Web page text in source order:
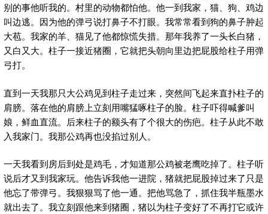
别的事他听我的。村里的动物都怕他。他一到我家，猫、狗、鸡边
叫边逃。因为他的弹弓说打鼻子不打眼。我常常看到狗的鼻子肿起
大苞。我家的羊、猫见了他都惊慌失措。那年我养了一头长白猪，
又白又大。柱子一接近猪圈，它就把头朝向里边把屁股给柱子用弹
弓打。
直到一天我那只大公鸡见到柱子走过来，突然间飞起来直扑柱子的
肩膀。落在他的肩膀上立刻用嘴猛啄柱子的脸。柱子吓得喊爹叫
娘，鲜血直流。后来柱子的额头有了个很大的伤疤。柱子从此不敢
入我家门。我那公鸡再也没掐过别人。
一天我看到房后到处是鸡毛，才知道那公鸡被老鹰吃掉了。柱子听
说后才又到我家玩。他告诉我他一进院，猪就把屁股掉过来了只是
他忘了带弹弓。我狠狠骂了他一通。把他骂急了，抓住我半瓶墨水
就出去了。我立刻跟他来到猪圈，猪以为柱子变好了不再打它或许